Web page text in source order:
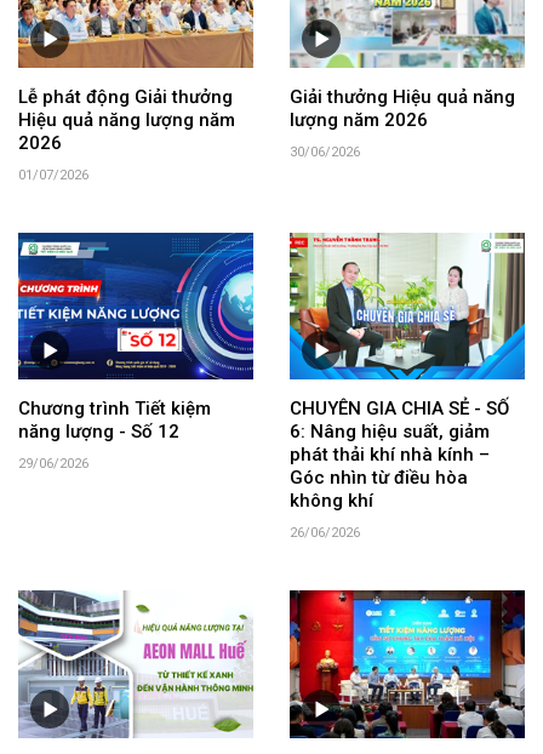
Lễ phát động Giải thưởng
Hiệu quả năng lượng năm
2026
01/07/2026
Giải thưởng Hiệu quả năng
lượng năm 2026
30/06/2026
Chương trình Tiết kiệm
năng lượng - Số 12
29/06/2026
CHUYÊN GIA CHIA SẺ - SỐ
6: Nâng hiệu suất, giảm
phát thải khí nhà kính –
Góc nhìn từ điều hòa
không khí
26/06/2026